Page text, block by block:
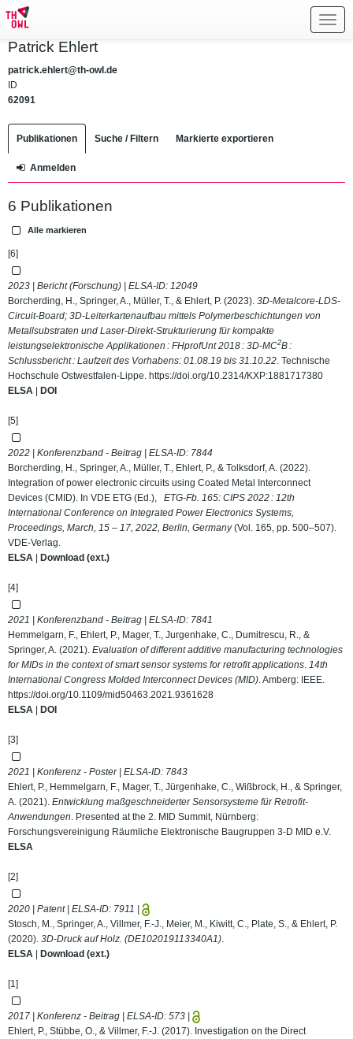
Patrick Ehlert
patrick.ehlert@th-owl.de
ID
62091
Publikationen Suche / Filtern Markierte exportieren
Anmelden
6 Publikationen
Alle markieren
[6]
2023 | Bericht (Forschung) | ELSA-ID: 12049
Borcherding, H., Springer, A., Müller, T., & Ehlert, P. (2023). 3D-Metalcore-LDS-
Circuit-Board; 3D-Leiterkartenaufbau mittels Polymerbeschichtungen von
Metallsubstraten und Laser-Direkt-Strukturierung für kompakte
leistungselektronische Applikationen : FHprofUnt 2018 : 3D-MC2B :
Schlussbericht : Laufzeit des Vorhabens: 01.08.19 bis 31.10.22. Technische
Hochschule Ostwestfalen-Lippe. https://doi.org/10.2314/KXP:1881717380
ELSA
DOI
[5]
2022 | Konferenzband - Beitrag | ELSA-ID: 7844
Borcherding, H., Springer, A., Müller, T., Ehlert, P., & Tolksdorf, A. (2022).
Integration of power electronic circuits using Coated Metal Interconnect
Devices (CMID). In VDE ETG (Ed.),
ETG-Fb. 165: CIPS 2022 : 12th
International Conference on Integrated Power Electronics Systems,
Proceedings, March, 15 – 17, 2022, Berlin, Germany(Vol. 165, pp. 500–507).
VDE-Verlag.
ELSA
Download (ext.)
[4]
2021 | Konferenzband - Beitrag | ELSA-ID: 7841
Hemmelgarn, F., Ehlert, P., Mager, T., Jurgenhake, C., Dumitrescu, R., &
Springer, A. (2021). Evaluation of different additive manufacturing technologies
for MIDs in the context of smart sensor systems for retrofit applications. 14th
International Congress Molded Interconnect Devices (MID). Amberg: IEEE.
https://doi.org/10.1109/mid50463.2021.9361628
ELSA
DOI
[3]
2021 | Konferenz - Poster | ELSA-ID: 7843
Ehlert, P., Hemmelgarn, F., Mager, T., Jürgenhake, C., Wißbrock, H., & Springer,
A. (2021). Entwicklung maßgeschneiderter Sensorsysteme für Retrofit-
Anwendungen. Presented at the 2. MID Summit, Nürnberg:
Forschungsvereinigung Räumliche Elektronische Baugruppen 3-D MID e.V.
ELSA
[2]
2020 | Patent | ELSA-ID: 7911
Stosch, M., Springer, A., Villmer, F.-J., Meier, M., Kiwitt, C., Plate, S., & Ehlert, P.
(2020). 3D-Druck auf Holz. (DE102019113340A1).
ELSA
Download (ext.)
[1]
2017 | Konferenz - Beitrag | ELSA-ID: 573
Ehlert, P., Stübbe, O., & Villmer, F.-J. (2017). Investigation on the Direct